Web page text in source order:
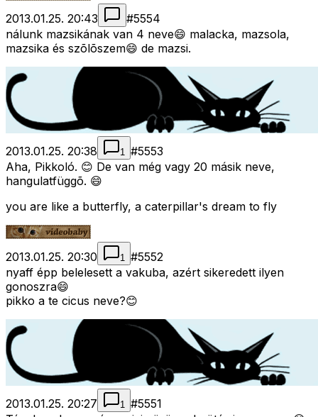
2013.01.25. 20:43 #5554
nálunk mazsikának van 4 neve😄 malacka, mazsola,
mazsika és szõlõszem😄 de mazsi.
2013.01.25. 20:38 1 #5553
Aha, Pikkoló. 😊 De van még vagy 20 másik neve,
hangulatfüggõ. 😄
you are like a butterfly, a caterpillar's dream to fly
2013.01.25. 20:30 1 #5552
nyaff épp belelesett a vakuba, azért sikeredett ilyen
gonoszra😄
pikko a te cicus neve?😊
2013.01.25. 20:27 1 #5551